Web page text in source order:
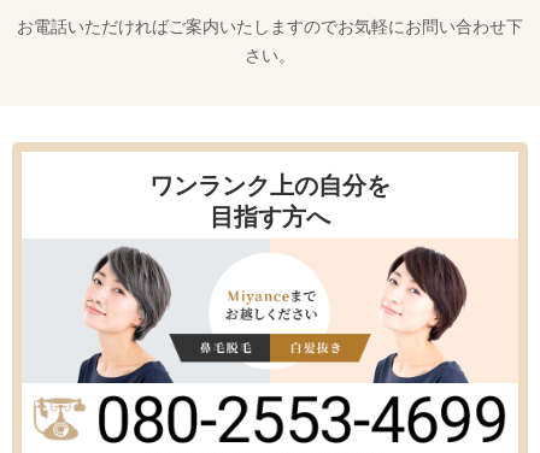
お電話いただければご案内いたしますのでお気軽にお問い合わせ下
さい。
ワンランク上の自分を
目指す方へ